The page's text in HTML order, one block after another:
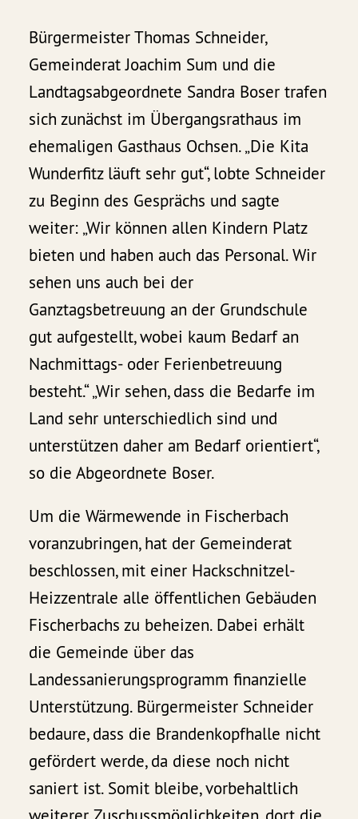
Bürgermeister Thomas Schneider,
Gemeinderat Joachim Sum und die
Landtagsabgeordnete Sandra Boser trafen
sich zunächst im Übergangsrathaus im
ehemaligen Gasthaus Ochsen. „Die Kita
Wunderfitz läuft sehr gut“, lobte Schneider
zu Beginn des Gesprächs und sagte
weiter: „Wir können allen Kindern Platz
bieten und haben auch das Personal. Wir
sehen uns auch bei der
Ganztagsbetreuung an der Grundschule
gut aufgestellt, wobei kaum Bedarf an
Nachmittags- oder Ferienbetreuung
besteht.“ „Wir sehen, dass die Bedarfe im
Land sehr unterschiedlich sind und
unterstützen daher am Bedarf orientiert“,
so die Abgeordnete Boser.
Um die Wärmewende in Fischerbach
voranzubringen, hat der Gemeinderat
beschlossen, mit einer Hackschnitzel-
Heizzentrale alle öffentlichen Gebäuden
Fischerbachs zu beheizen. Dabei erhält
die Gemeinde über das
Landessanierungsprogramm finanzielle
Unterstützung. Bürgermeister Schneider
bedaure, dass die Brandenkopfhalle nicht
gefördert werde, da diese noch nicht
saniert ist. Somit bleibe, vorbehaltlich